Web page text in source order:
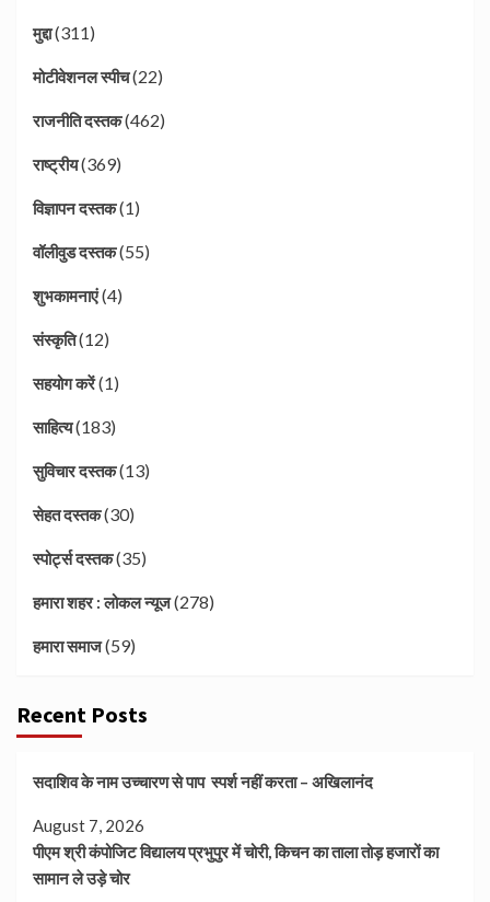
मुद्दा(311)
मोटीवेशनल स्पीच(22)
राजनीति दस्तक(462)
राष्ट्रीय(369)
विज्ञापन दस्तक(1)
वॉलीवुड दस्तक(55)
शुभकामनाएं(4)
संस्कृति(12)
सहयोग करें(1)
साहित्य(183)
सुविचार दस्तक(13)
सेहत दस्तक(30)
स्पोर्ट्स दस्तक(35)
हमारा शहर : लोकल न्यूज(278)
हमारा समाज(59)
Recent Posts
सदाशिव के नाम उच्चारण से पाप स्पर्श नहीं करता – अखिलानंद
August 7, 2026
पीएम श्री कंपोजिट विद्यालय प्रभुपुर में चोरी, किचन का ताला तोड़ हजारों का
सामान ले उड़े चोर